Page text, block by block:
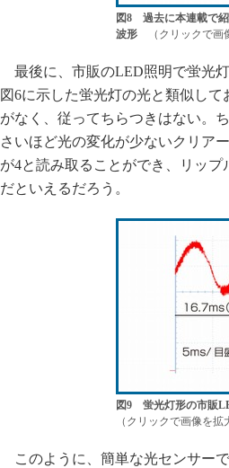
図8 過去に本連載で
波形（クリックで画
最後に、市販のLED照明で蛍光
図6に示した蛍光灯の光と類似し
がなく、従ってちらつきはない。
さいほど光の変化が少ないクリア
が4と読み取ることができ、リッ
だといえるだろう。
図9 蛍光灯形の市販
（クリックで画像を拡
このように、簡単な光センサー